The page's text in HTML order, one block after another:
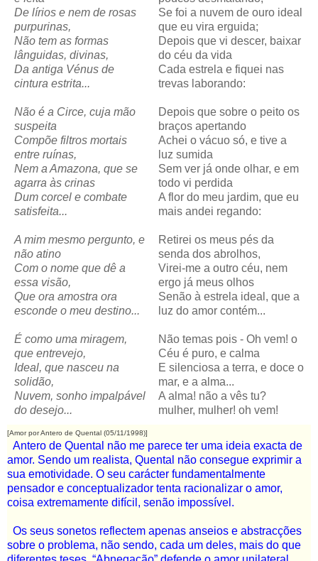
De lírios e nem de rosas
purpurinas,
Não tem as formas
lânguidas, divinas,
Da antiga Vénus de
cintura estrita...
Não é a Circe, cuja mão
suspeita
Compõe filtros mortais
entre ruínas,
Nem a Amazona, que se
agarra às crinas
Dum corcel e combate
satisfeita...
A mim mesmo pergunto, e
não atino
Com o nome que dê a
essa visão,
Que ora amostra ora
esconde o meu destino...
É como uma miragem,
que entrevejo,
Ideal, que nasceu na
solidão,
Nuvem, sonho impalpável
do desejo...
Se foi a nuvem de ouro ideal
que eu vira erguida;
Depois que vi descer, baixar
do céu da vida
Cada estrela e fiquei nas
trevas laborando:
Depois que sobre o peito os
braços apertando
Achei o vácuo só, e tive a
luz sumida
Sem ver já onde olhar, e em
todo vi perdida
A flor do meu jardim, que eu
mais andei regando:
Retirei os meus pés da
senda dos abrolhos,
Virei-me a outro céu, nem
ergo já meus olhos
Senão à estrela ideal, que a
luz do amor contém...
Não temas pois - Oh vem! o
Céu é puro, e calma
E silenciosa a terra, e doce o
mar, e a alma...
A alma! não a vês tu?
mulher, mulher! oh vem!
[Amor por Antero de Quental (05/11/1998)]
Antero de Quental não me parece ter uma ideia exacta de
amor. Sendo um realista, Quental não consegue exprimir a
sua emotividade. O seu carácter fundamentalmente
pensador e conceptualizador tenta racionalizar o amor,
coisa extremamente difícil, senão impossível.
Os seus sonetos reflectem apenas anseios e abstracções
sobre o problema, não sendo, cada um deles, mais do que